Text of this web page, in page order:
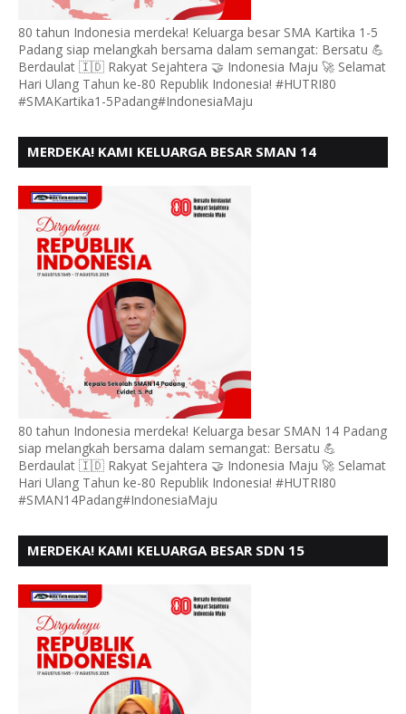
80 tahun Indonesia merdeka! Keluarga besar SMA Kartika 1-5
Padang siap melangkah bersama dalam semangat: Bersatu 💪
Berdaulat 🇮🇩 Rakyat Sejahtera 🤝 Indonesia Maju 🚀 Selamat
Hari Ulang Tahun ke-80 Republik Indonesia! #HUTRI80
#SMAKartika1-5Padang#IndonesiaMaju
MERDEKA! KAMI KELUARGA BESAR SMAN 14
80 tahun Indonesia merdeka! Keluarga besar SMAN 14 Padang
siap melangkah bersama dalam semangat: Bersatu 💪
Berdaulat 🇮🇩 Rakyat Sejahtera 🤝 Indonesia Maju 🚀 Selamat
Hari Ulang Tahun ke-80 Republik Indonesia! #HUTRI80
#SMAN14Padang#IndonesiaMaju
MERDEKA! KAMI KELUARGA BESAR SDN 15